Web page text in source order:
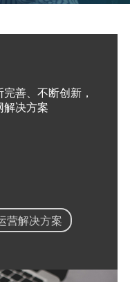
善、不断创新，
解决方案
营解决方案